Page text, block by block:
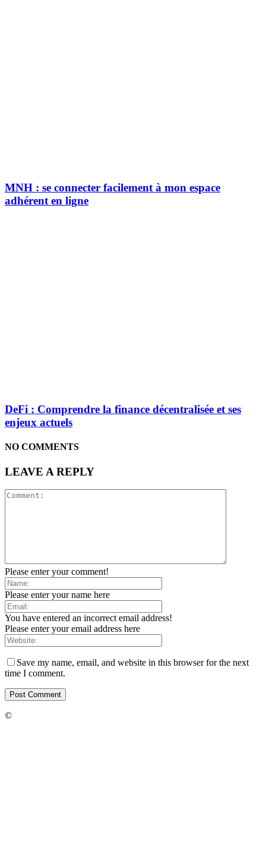
MNH : se connecter facilement à mon espace
adhérent en ligne
DeFi : Comprendre la finance décentralisée et ses
enjeux actuels
NO COMMENTS
LEAVE A REPLY
Please enter your comment!
Please enter your name here
You have entered an incorrect email address!
Please enter your email address here
Save my name, email, and website in this browser for the next
time I comment.
©